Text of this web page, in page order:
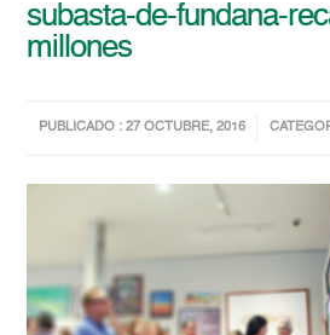
subasta-de-fundana-
millones
PUBLICADO : 27 OCTUBRE, 2016